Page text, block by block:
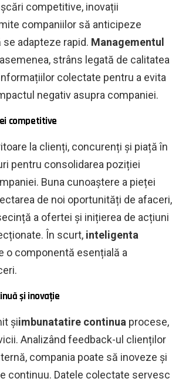
competitive, inovații
companiilor să anticipeze
adapteze rapid. Managementul
strâns legată de calitatea
colectate pentru a evita
negativ asupra companiei.
competitive
la clienți, concurenți și piață în
pentru consolidarea poziției
Buna cunoaștere a pieței
de noi oportunități de afaceri,
a ofertei și inițierea de acțiuni
În scurt, inteligenta
o componentă esențială a
și inovație
șiimbunatatire continua procese,
Analizând feedback-ul clienților
compania poate să inoveze și
continuu. Datele colectate servesc